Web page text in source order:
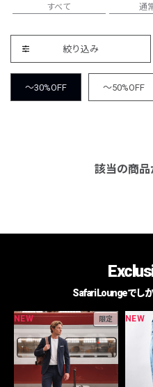
すべて 通
絞り込み
～30%OFF ～50%OFF
該当の商
Safari Loungeでし
NEW 限定 NEW